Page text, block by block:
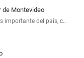
de Montevideo
importante del país, c…